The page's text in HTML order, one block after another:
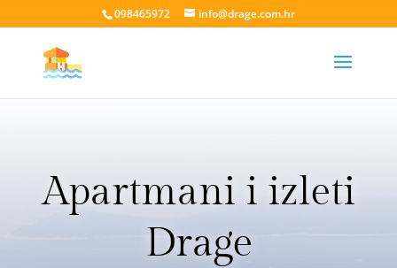
098465972 info@drage.com.hr
Apartmani i izleti
Drage